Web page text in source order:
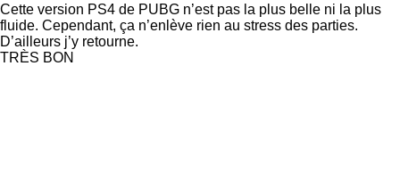
Cette version PS4 de PUBG n’est pas la plus belle ni la plus
fluide. Cependant, ça n’enlève rien au stress des parties.
D’ailleurs j’y retourne.
TRÈS BON